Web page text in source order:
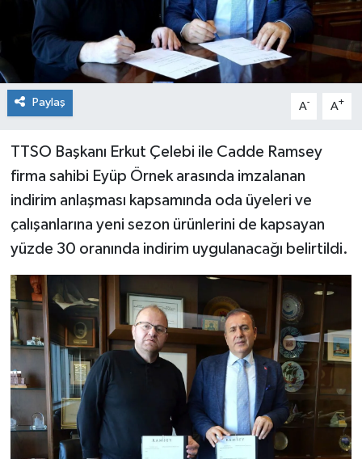
Paylaş A- A+
TTSO Başkanı Erkut Çelebi ile Cadde Ramsey
firma sahibi Eyüp Örnek arasında imzalanan
indirim anlaşması kapsamında oda üyeleri ve
çalışanlarına yeni sezon ürünlerini de kapsayan
yüzde 30 oranında indirim uygulanacağı belirtildi.